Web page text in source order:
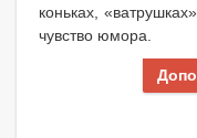
коньках,
чувство юмора.